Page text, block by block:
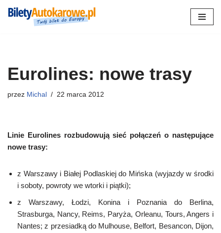
Eurolines: nowe trasy
przez Michal 22 marca 2012
Linie Eurolines rozbudowują sieć połączeń o następujące
nowe trasy:
z Warszawy i Białej Podlaskiej do Mińska (wyjazdy w środki
i soboty, powroty we wtorki i piątki);
z Warszawy, Łodzi, Konina i Poznania do Berlina,
Strasburga, Nancy, Reims, Paryża, Orleanu, Tours, Angers i
Nantes; z przesiadką do Mulhouse, Belfort, Besancon, Dijon,